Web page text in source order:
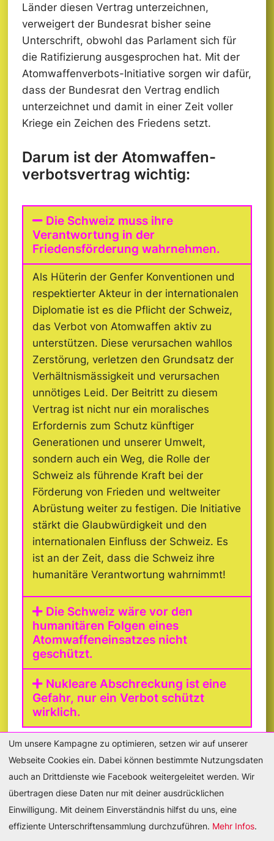
Länder diesen Vertrag unterzeichnen,
verweigert der Bundesrat bisher seine
Unterschrift, obwohl das Parlament sich für
die Ratifizierung ausgesprochen hat. Mit der
Atomwaffenverbots-Initiative sorgen wir dafür,
dass der Bundesrat den Vertrag endlich
unterzeichnet und damit in einer Zeit voller
Kriege ein Zeichen des Friedens setzt.
Darum ist der Atomwaffen­
verbots­vertrag wichtig:
Die Schweiz muss ihre
Verantwortung in der
Friedensförderung wahrnehmen.
Als Hüterin der Genfer Konventionen und
respektierter Akteur in der internationalen
Diplomatie ist es die Pflicht der Schweiz,
das Verbot von Atomwaffen aktiv zu
unterstützen. Diese verursachen wahllos
Zerstörung, verletzen den Grundsatz der
Verhältnismässigkeit und verursachen
unnötiges Leid. Der Beitritt zu diesem
Vertrag ist nicht nur ein moralisches
Erfordernis zum Schutz künftiger
Generationen und unserer Umwelt,
sondern auch ein Weg, die Rolle der
Schweiz als führende Kraft bei der
Förderung von Frieden und weltweiter
Abrüstung weiter zu festigen. Die Initiative
stärkt die Glaubwürdigkeit und den
internationalen Einfluss der Schweiz. Es
ist an der Zeit, dass die Schweiz ihre
humanitäre Verantwortung wahrnimmt!
Die Schweiz wäre vor den
humanitären Folgen eines
Atomwaffeneinsatzes nicht
geschützt.
Nukleare Abschreckung ist eine
Gefahr, nur ein Verbot schützt
wirklich.
Um unsere Kampagne zu optimieren, setzen wir auf unserer
Webseite Cookies ein. Dabei können bestimmte Nutzungsdaten
auch an Drittdienste wie Facebook weitergeleitet werden. Wir
übertragen diese Daten nur mit deiner ausdrücklichen
Einwilligung. Mit deinem Einverständnis hilfst du uns, eine
effiziente Unterschriftensammlung durchzuführen. Mehr Infos.
DE FR